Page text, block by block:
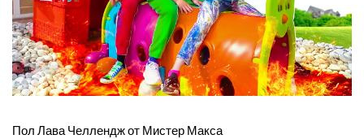
Пол Лава Челлендж от Мистер Макса